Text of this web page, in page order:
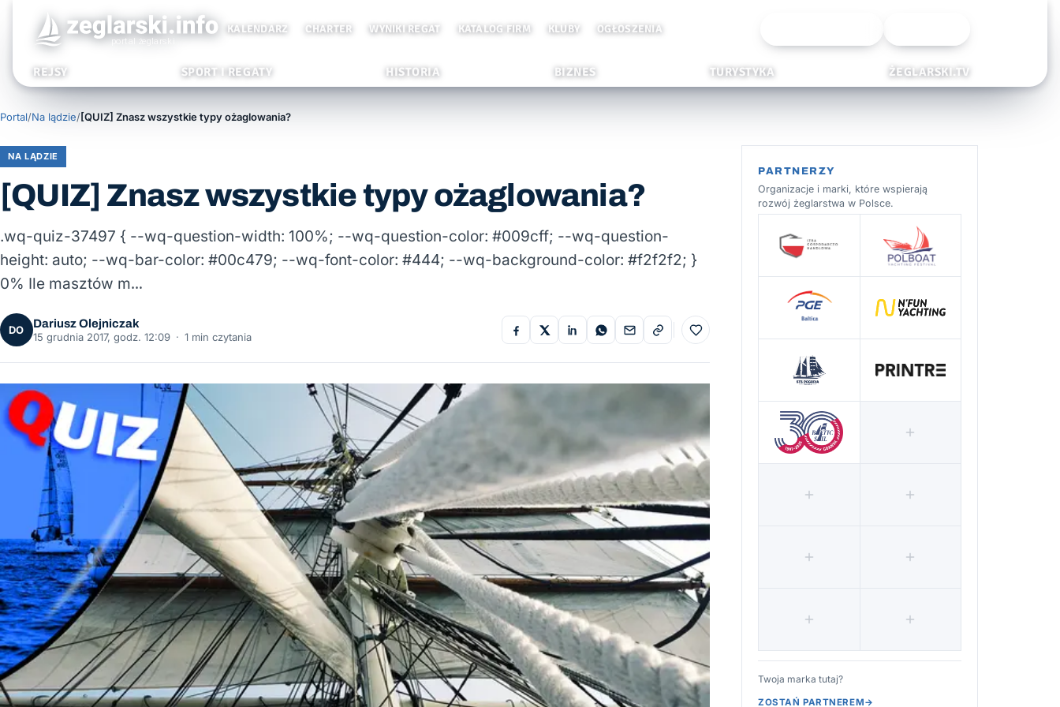
KALENDARZ CHARTER WYNIKI REGAT KATALOG FIRM KLUBY OGŁOSZENIA
REJSY SPORT I REGATY HISTORIA BIZNES TURYSTYKA ŻEGLARSKI.TV
Portal/Na lądzie/[QUIZ] Znasz wszystkie typy ożaglowania?
NA LĄDZIE
[QUIZ] Znasz wszystkie typy ożaglowania?
.wq-quiz-37497 { --wq-question-width: 100%; --wq-question-color: #009cff; --wq-question-
height: auto; --wq-bar-color: #00c479; --wq-font-color: #444; --wq-background-color: #f2f2f2; }
0% Ile masztów m…
DO
Dariusz Olejniczak
15 grudnia 2017, godz. 12:09 · 1 min czytania Do ulubionych
PARTNERZY
Organizacje i marki, które wspierają
rozwój żeglarstwa w Polsce.
Twoja marka tutaj?
ZOSTAŃ PARTNEREM→